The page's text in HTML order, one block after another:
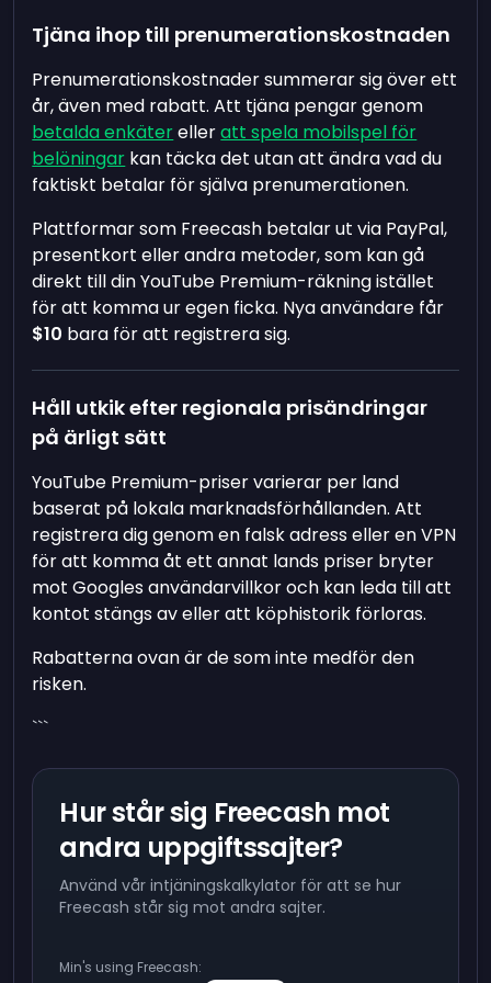
Tjäna ihop till prenumerationskostnaden
Prenumerationskostnader summerar sig över ett
år, även med rabatt. Att tjäna pengar genom
betalda enkäterelleratt spela mobilspel för
belöningar kan täcka det utan att ändra vad du
faktiskt betalar för själva prenumerationen.
Plattformar som Freecash betalar ut via PayPal,
presentkort eller andra metoder, som kan gå
direkt till din YouTube Premium-räkning istället
för att komma ur egen ficka. Nya användare får
$10 bara för att registrera sig.
Håll utkik efter regionala prisändringar
på ärligt sätt
YouTube Premium-priser varierar per land
baserat på lokala marknadsförhållanden. Att
registrera dig genom en falsk adress eller en VPN
för att komma åt ett annat lands priser bryter
mot Googles användarvillkor och kan leda till att
kontot stängs av eller att köphistorik förloras.
Rabatterna ovan är de som inte medför den
risken.
```
Hur står sig Freecash mot
andra uppgiftssajter?
Använd vår intjäningskalkylator för att se hur
Freecash står sig mot andra sajter.
Min's using Freecash: